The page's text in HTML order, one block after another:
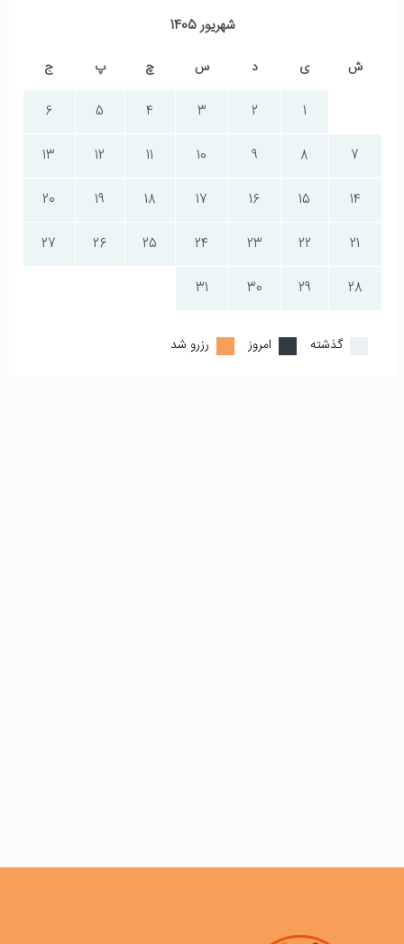
شهریور 1405
ش ی د س چ پ ج
1
2
3
4
5
6
7
8
9
10
11
12
13
14
15
16
17
18
19
20
21
22
23
24
25
26
27
28
29
30
31
گذشته امروز رزرو شد